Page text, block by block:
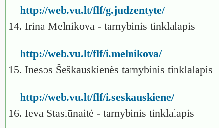
http://web.vu.lt/flf/g.judzentyte/
14. Irina Melnikova - tarnybinis tinklalapis
http://web.vu.lt/flf/i.melnikova/
15. Inesos Šeškauskienės tarnybinis tinklalapis
http://web.vu.lt/flf/i.seskauskiene/
16. Ieva Stasiūnaitė - tarnybinis tinklalapis